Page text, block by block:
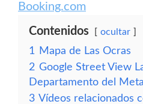
Booking.com
Contenidos ocultar
1
Mapa de Las Ocras
2 Google Street View
Departamento del
3 Vídeos relacionados